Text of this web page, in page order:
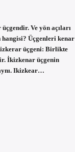
Ve yön açıları
hangisi? Üçgenleri kenar
üçgeni: Birlikte
İkizkenar üçgenin
Ikizkear…